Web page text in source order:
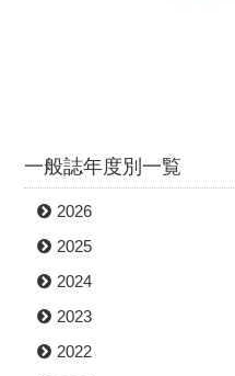
一般誌年度別一覧
2026
2025
2024
2023
2022